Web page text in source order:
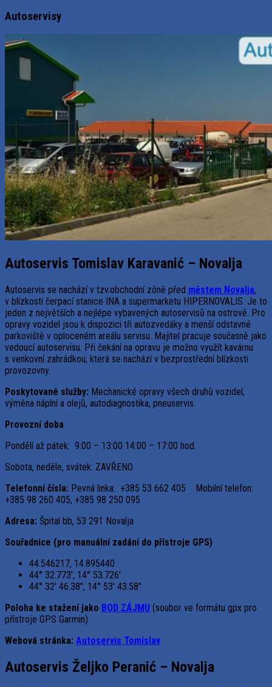
Autoservisy
Autoservis Tomislav Karavanić – Novalja
Autoservis se nachází v tzv.obchodní zóně před městem Novalja,
v blízkosti čerpací stanice INA a supermarketu HIPERNOVALIS. Je to
jeden z největších a nejlépe vybavených autoservisů na ostrově. Pro
opravy vozidel jsou k dispozici tři autozvedáky a menší odstavné
parkoviště v oploceném areálu servisu. Majitel pracuje současně jako
vedoucí autoservisu. Při čekání na opravu je možno využít kavárnu
s venkovní zahrádkou, která se nachází v bezprostřední blízkosti
provozovny.
Poskytované služby: Mechanické opravy všech druhů vozidel,
výměna náplní a olejů, autodiagnostika, pneuservis.
Provozní doba
Pondělí až pátek: 9:00 – 13:00 14:00 – 17:00 hod.
Sobota, neděle, svátek: ZAVŘENO
Telefonní čísla: Pevná linka: +385 53 662 405 Mobilní telefon:
+385 98 260 405, +385 98 250 095
Adresa: Špital bb, 53 291 Novalja
Souřadnice (pro manuální zadání do přístroje GPS)
44.546217, 14.895440
44° 32.773′, 14° 53.726′
44° 32′ 46.38″, 14° 53′ 43.58″
Poloha ke stažení jako BOD ZÁJMU (soubor ve formátu gpx pro
přístroje GPS Garmin)
Webová stránka: Autoservis Tomislav
Autoservis Željko Peranić – Novalja